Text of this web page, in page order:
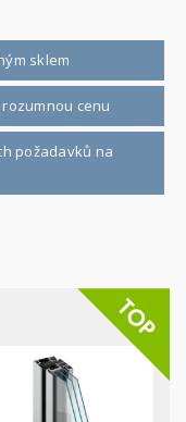
sklem
cenu
požadavků na